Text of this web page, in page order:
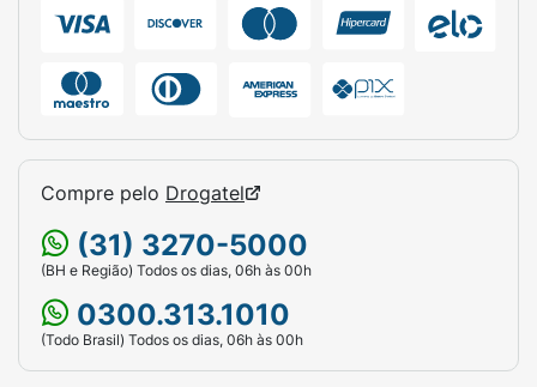
Compre pelo Drogatel
(31) 3270-5000
(BH e Região) Todos os dias, 06h às 00h
0300.313.1010
(Todo Brasil) Todos os dias, 06h às 00h